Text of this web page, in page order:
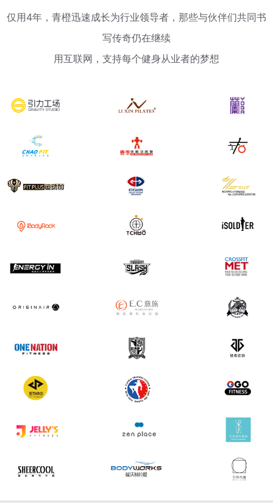
仅用4年，青橙迅速成长为行业领导者，那些与伙伴们共同书
写传奇仍在继续
⽤互联网，支持每个健身从业者的梦想